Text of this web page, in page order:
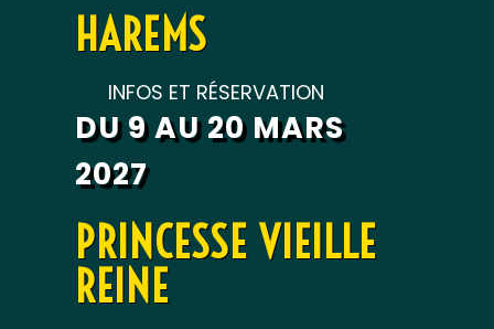
HAREMS
INFOS ET RÉSERVATION
DU 9 AU 20 MARS
2027
PRINCESSE VIEILLE
REINE